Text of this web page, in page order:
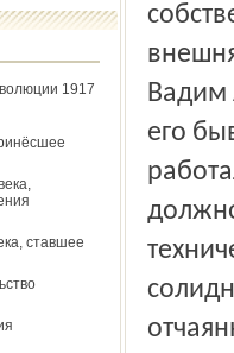
1917
ставшее
Вадим
его